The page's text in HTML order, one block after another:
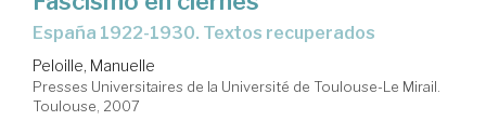
España 1922-1930. Textos recuperados
Peloille, Manuelle
Presses Universitaires de la Université de Toulouse-Le Mirail.
Toulouse, 2007